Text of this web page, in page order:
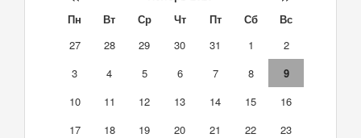
Пн Вт Ср Чт Пт Сб
Вс
27
28 29 30 31 1
2
3
4 5 6 7 8
9
10
11 12 13 14 15
16
17
18 19 20 21 22
23